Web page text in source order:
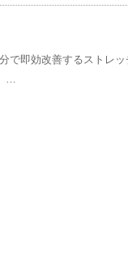
で即効改善するストレ
…